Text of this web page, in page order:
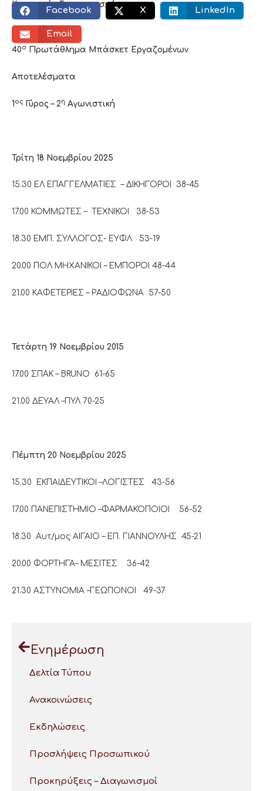
Κοινωνικός διαμοιρασμός:
Facebook X LinkedIn
Email
40ο Πρωτάθλημα Μπάσκετ Εργαζομένων
Αποτελέσματα
1 ος Γύρος – 2η Αγωνιστική
Τρίτη 18 Νοεμβρίου 2025
15.30 ΕΛ ΕΠΑΓΓΕΛΜΑΤΙΕΣ – ΔΙΚΗΓΟΡΟΙ 38-45
17.00 ΚΟΜΜΩΤΕΣ – ΤΕΧΝΙΚΟΙ 38-53
18.30 ΕΜΠ. ΣΥΛΛΟΓΟΣ- ΕΥΦΛ 53-19
20.00 ΠΟΛ ΜΗΧΑΝΙΚΟΙ – ΕΜΠΟΡΟΙ 48-44
21.00 ΚΑΦΕΤΕΡΙΕΣ – ΡΑΔΙΟΦΩΝΑ 57-50
Τετάρτη 19 Νοεμβρίου 2015
17.00 ΣΠΑΚ – BRUNO 61-65
21.00 ΔΕΥΑΛ –ΠΥΛ 70-25
Πέμπτη 20 Νοεμβρίου 2025
15.30 ΕΚΠΑΙΔΕΥΤΙΚΟΙ –ΛΟΓΙΣΤΕΣ 43-56
17.00 ΠΑΝΕΠΙΣΤΗΜΙΟ –ΦΑΡΜΑΚΟΠΟΙΟΙ 56-52
18.30 Αυτ/μος ΑΙΓΑΙΟ – ΕΠ. ΓΙΑΝΝΟΥΛΗΣ 45-21
20.00 ΦΟΡΤΗΓΑ– ΜΕΣΙΤΕΣ 36-42
21.30 ΑΣΤΥΝΟΜΙΑ –ΓΕΩΠΟΝΟΙ 49-37
Ενημέρωση
Δελτία Τύπου
Ανακοινώσεις
Εκδηλώσεις
Προσλήψεις Προσωπικού
Προκηρύξεις – Διαγωνισμοί